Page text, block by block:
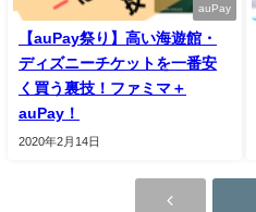
auPay
【auPay祭り】高い海遊館・
ディズニーチケットを一番安
く買う裏技！ファミマ＋
auPay！
2020年2月14日